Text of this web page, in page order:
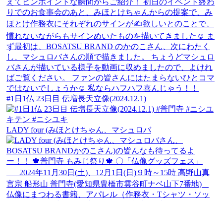
#1日1仏 23日目 伝増長天立像(2024.12.1)
LADY four (みほとけちゃん、マシュロバ